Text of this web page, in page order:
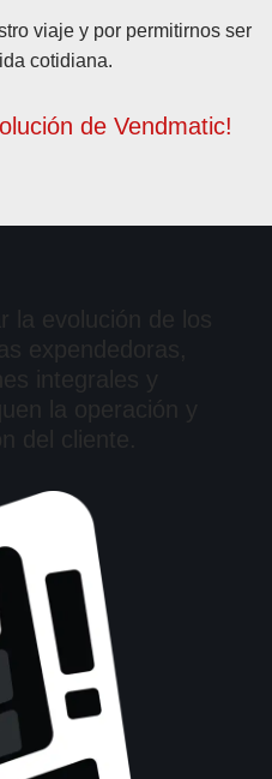
viaje y por permitirnos ser
cotidiana.
de Vendmatic!
la evolución de los
expendedoras,
integrales y
la operación y
del cliente.